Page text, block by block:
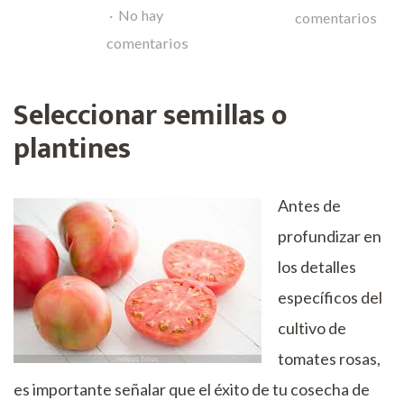
No hay
comentarios
tomate
comentarios
Seleccionar semillas o
plantines
Antes de
profundizar en
los detalles
específicos del
cultivo de
tomates rosas,
es importante señalar que el éxito de tu cosecha de